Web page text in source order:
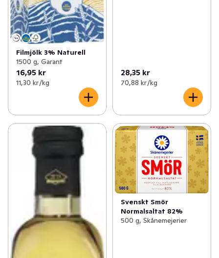
Filmjölk 3% Naturell
1500 g, Garant
16,95 kr
11,30 kr /kg
28,35 kr
70,88 kr /kg
Svenskt Smör
Normalsaltat 82%
500 g, Skånemejerier